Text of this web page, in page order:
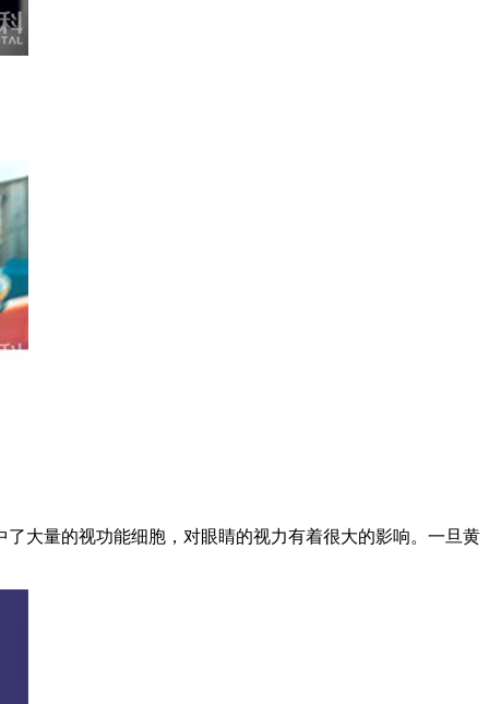
大量的视功能细胞，对眼睛的视力有着很大的影响。一旦黄